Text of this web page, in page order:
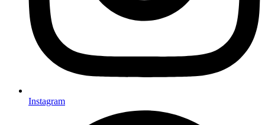
Instagram